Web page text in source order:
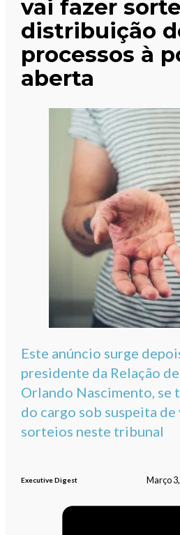
vai fazer
distribuição
processos à
aberta
Este anúncio surge
presidente da Relação
Orlando Nascimento, se
do cargo sob suspeita de
sorteios neste tribunal
Executive Digest Março